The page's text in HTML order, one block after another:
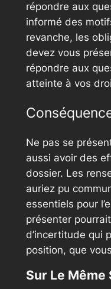
répondre aux
informé des
revanche, les
devez vous
répondre aux
atteinte à vos
Ne pas se
aussi avoir des
dossier. Les
auriez pu
essentiels pour
présenter
d’incertitude qui
position, que
Sur Le Même